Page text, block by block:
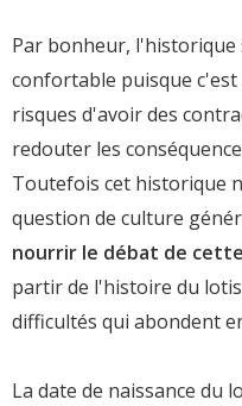
Par bonheur,
confortable puisque c'est
risques d'avoir des
redouter les
Toutefois cet historique
question de culture
nourrir le débat de
partir de l'histoire du
difficultés qui abondent
La date de naissance du